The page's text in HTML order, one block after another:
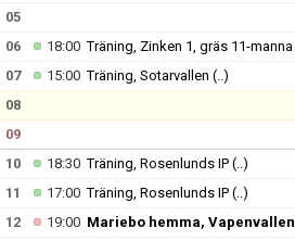
05
06
18:00Träning, Zinken 1, gräs 11-manna
07
15:00Träning, Sotarvallen (..)
08
09
10 18:30Träning, Rosenlunds IP (..)
11
17:00Träning, Rosenlunds IP (..)
12
19:00 Mariebo hemma, Vapenvallen